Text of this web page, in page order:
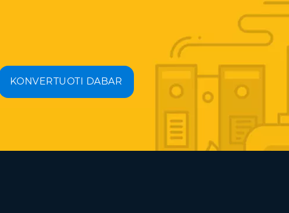
KONVERTUOTI DABAR